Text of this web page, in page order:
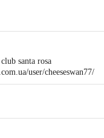
santa rosa
user/cheeseswan77/